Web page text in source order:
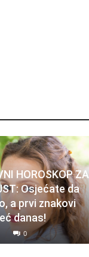
HOROSKOP ZA
Osjećate da
a prvi znakovi
danas!
0